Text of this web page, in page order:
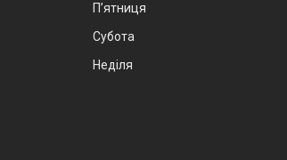
Пʼятниця
Субота
Неділя